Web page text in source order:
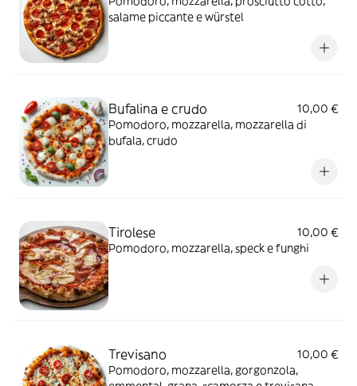
salame piccante e würstel
Bufalina e crudo
10,00 €
Pomodoro, mozzarella, mozzarella di
bufala, crudo
Tirolese
10,00 €
Pomodoro, mozzarella, speck e funghi
Trevisano
10,00 €
Pomodoro, mozzarella, gorgonzola,